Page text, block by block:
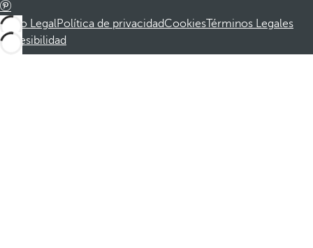
Aviso LegalPolítica de privacidadCookiesTérminos Legales
Accesibilidad